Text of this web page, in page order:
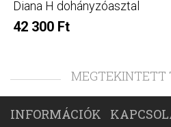
Diana H dohányzóasztal
42 300 Ft
MEGTEKINTETT
INFORMÁCIÓK